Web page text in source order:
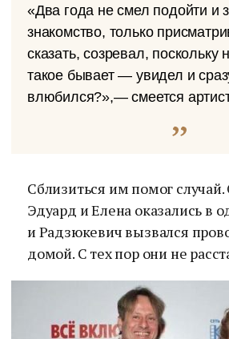
«Два года не смел подойти и
знакомство, только
сказать, созревал, поскольку
такое бывает — увидел и
влюбился?»,— смеется
Сблизиться им помог
Эдуард и Елена оказались в
и Радзюкевич вызвался
домой. С тех пор они не